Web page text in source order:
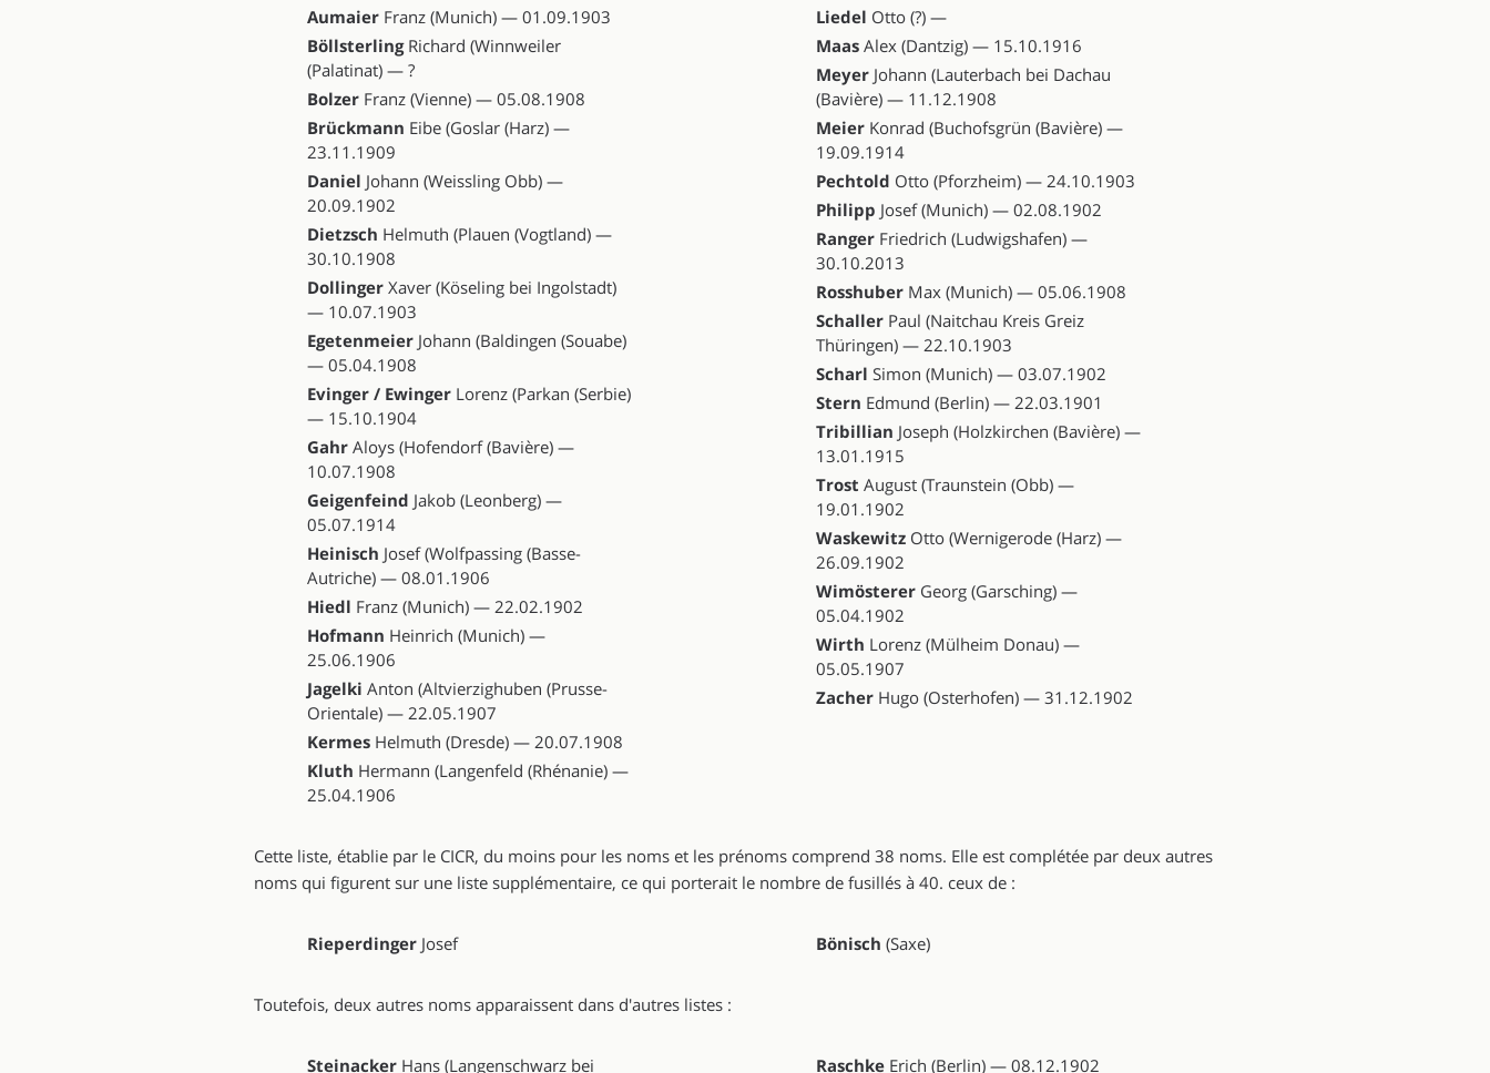
Aumaier Franz (Munich) — 01.09.1903
BöllsterlingRichard (Winnweiler
(Palatinat) — ?
Bolzer Franz (Vienne) — 05.08.1908
Brückmann Eibe (Goslar (Harz) —
23.11.1909
Daniel Johann (Weissling Obb) —
20.09.1902
Dietzsch Helmuth (Plauen (Vogtland) —
30.10.1908
Dollinger Xaver (Köseling bei Ingolstadt)
— 10.07.1903
Egetenmeier Johann (Baldingen (Souabe)
— 05.04.1908
Evinger / Ewinger Lorenz (Parkan (Serbie)
— 15.10.1904
Gahr Aloys (Hofendorf (Bavière) —
10.07.1908
Geigenfeind Jakob (Leonberg) —
05.07.1914
Heinisch Josef (Wolfpassing (Basse-
Autriche) — 08.01.1906
Hiedl Franz (Munich) — 22.02.1902
Hofmann Heinrich (Munich) —
25.06.1906
Jagelki Anton (Altvierzighuben (Prusse-
Orientale) — 22.05.1907
Kermes Helmuth (Dresde) — 20.07.1908
Kluth Hermann (Langenfeld (Rhénanie) —
25.04.1906
Liedel Otto (?) —
Maas Alex (Dantzig) — 15.10.1916
Meyer Johann (Lauterbach bei Dachau
(Bavière) — 11.12.1908
Meier Konrad (Buchofsgrün (Bavière) —
19.09.1914
Pechtold Otto (Pforzheim) — 24.10.1903
Philipp Josef (Munich) — 02.08.1902
Ranger Friedrich (Ludwigshafen) —
30.10.2013
Rosshuber Max (Munich) — 05.06.1908
Schaller Paul (Naitchau Kreis Greiz
Thüringen) — 22.10.1903
Scharl Simon (Munich) — 03.07.1902
Stern Edmund (Berlin) — 22.03.1901
Tribillian Joseph (Holzkirchen (Bavière) —
13.01.1915
Trost August (Traunstein (Obb) —
19.01.1902
Waskewitz Otto (Wernigerode (Harz) —
26.09.1902
Wimösterer Georg (Garsching) —
05.04.1902
Wirth Lorenz (Mülheim Donau) —
05.05.1907
Zacher Hugo (Osterhofen) — 31.12.1902
Cette liste, établie par le CICR, du moins pour les noms et les prénoms comprend 38 noms. Elle est complétée par deux autres
noms qui figurent sur une liste supplémentaire, ce qui porterait le nombre de fusillés à 40. ceux de :
Rieperdinger Josef Bönisch (Saxe)
Toutefois, deux autres noms apparaissent dans d'autres listes :
Steinacker Hans (Langenschwarz bei
Raschke Erich (Berlin) — 08.12.1902